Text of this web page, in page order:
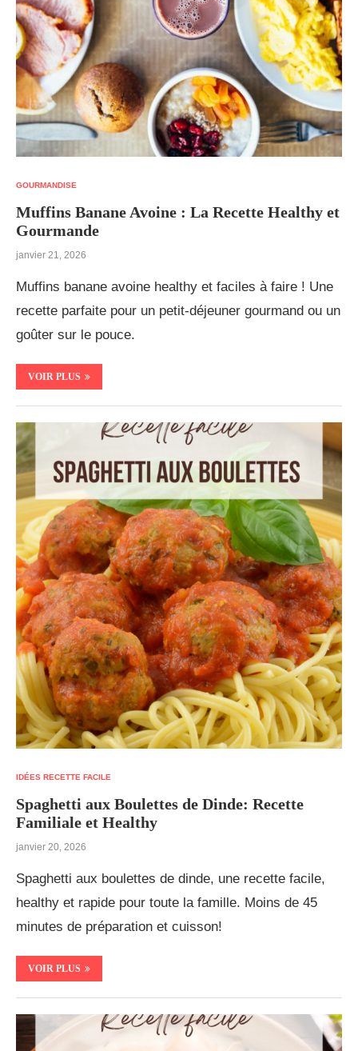
GOURMANDISE
Muffins Banane Avoine : La Recette Healthy et
Gourmande
janvier 21, 2026
Muffins banane avoine healthy et faciles à faire ! Une
recette parfaite pour un petit-déjeuner gourmand ou un
goûter sur le pouce.
VOIR PLUS
IDÉES RECETTE FACILE
Spaghetti aux Boulettes de Dinde: Recette
Familiale et Healthy
janvier 20, 2026
Spaghetti aux boulettes de dinde, une recette facile,
healthy et rapide pour toute la famille. Moins de 45
minutes de préparation et cuisson!
VOIR PLUS